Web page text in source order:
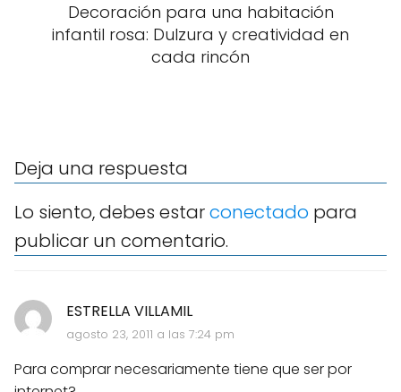
Decoración para una habitación
infantil rosa: Dulzura y creatividad en
cada rincón
ESTRELLA VILLAMIL
agosto 23, 2011 a las 7:24 pm
Para comprar necesariamente tiene que ser por
Deja una respuesta
Lo siento, debes estarconectado para
publicar un comentario.